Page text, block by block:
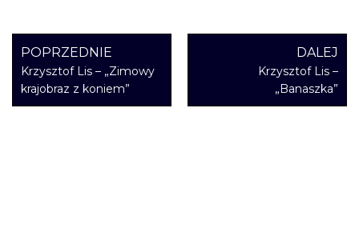
POPRZEDNIE
Krzysztof Lis – „Zimowy
krajobraz z koniem”
DALEJ
Krzysztof Lis –
„Banaszka”